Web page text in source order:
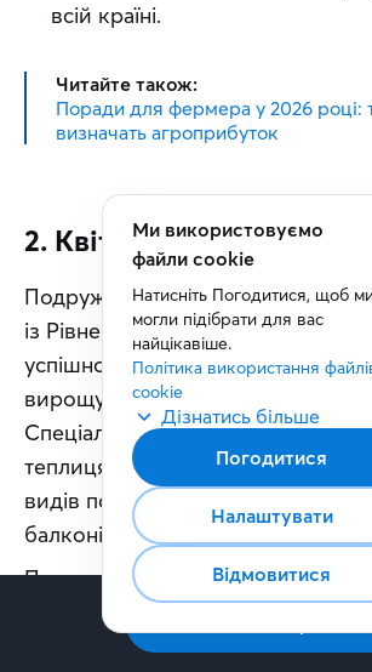
всій країні.
Читайте також:
Поради для фермера у 2026 році:
визначать агроприбуток
2. Квітковий бізнес у
Подружжя Олександра та
із Рівненщини вже понад десять
успішно
розвиває бізнес на
вирощуванні декоративних квітів
Спеціалізуються на вирощуванні
теплицях, пропонуючи покупцям
видів популярних рослин для
балконів.
Першу теплицю сім’я збудувала
із системою опалення. Там
вирощування майбутньої